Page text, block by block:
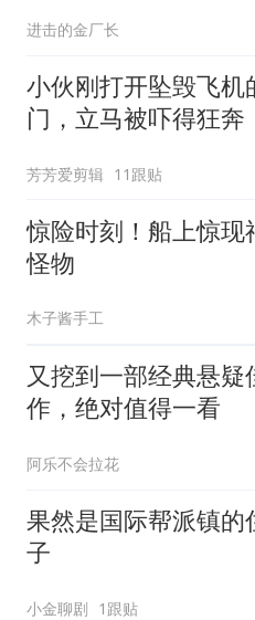
进击的金厂长
小伙刚打开坠毁飞机
门，立马被吓得狂奔
芳芳爱剪辑 11跟贴
惊险时刻！船上惊现
怪物
木子酱手工
又挖到一部经典悬疑
作，绝对值得一看
阿乐不会拉花
果然是国际帮派镇的
子
小金聊剧 1跟贴